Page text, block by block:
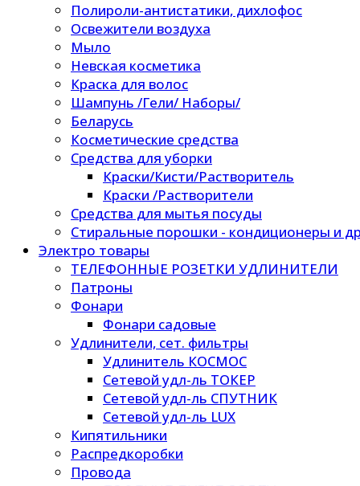
Полироли-антистатики, дихлофос
Освежители воздуха
Мыло
Невская косметика
Краска для волос
Шампунь /Гели/ Наборы/
Беларусь
Косметические средства
Средства для уборки
Краски/Кисти/Растворитель
Краски /Растворители
Средства для мытья посуды
Стиральные порошки - кондиционеры и
Электро товары
ТЕЛЕФОННЫЕ РОЗЕТКИ УДЛИНИТЕЛИ
Патроны
Фонари
Фонари садовые
Удлинители, сет. фильтры
Удлинитель КОСМОС
Сетевой удл-ль ТОКЕР
Сетевой удл-ль СПУТНИК
Сетевой удл-ль LUX
Кипятильники
Распредкоробки
Провода